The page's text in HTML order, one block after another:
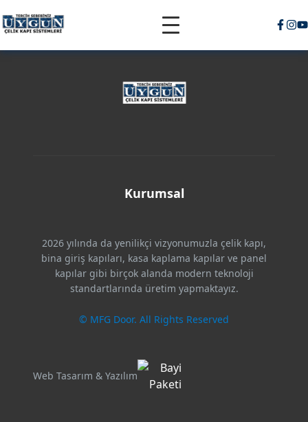
Kurumsal
2026 yılında da yenilikçi vizyonumuzla çelik kapı,
bina giriş kapıları, kasa kaplama kapılar ve panel
kapılar gibi birçok alanda modern teknoloji
standartlarında üretim yapmaktayız.
© MFG Door. All Rights Reserved
Web Tasarım & Yazılım